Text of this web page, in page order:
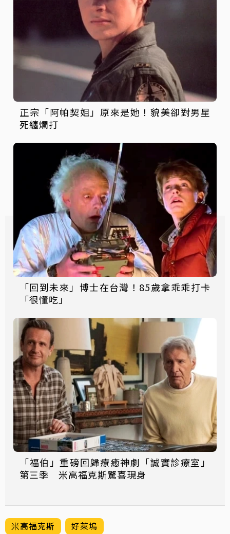
正宗「阿帕契姐」原來是她！貌美卻對男星
死纏爛打
「回到未來」博士在台灣！85歲拿乖乖打卡
「很懂吃」
「福伯」重磅回歸療癒神劇「誠實診療室」
第三季 米高福克斯驚喜現身
米高福克斯 好萊塢